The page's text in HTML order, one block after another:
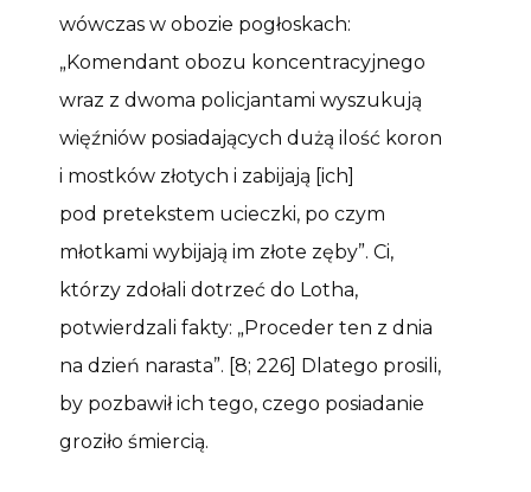
wówczas w obozie pogłoskach:
„Komendant obozu koncentracyjnego
wraz z dwoma policjantami wyszukują
więźniów posiadających dużą ilość koron
i mostków złotych i zabijają [ich]
pod pretekstem ucieczki, po czym
młotkami wybijają im złote zęby”. Ci,
którzy zdołali dotrzeć do Lotha,
potwierdzali fakty: „Proceder ten z dnia
na dzień narasta”. [8; 226] Dlatego prosili,
by pozbawił ich tego, czego posiadanie
groziło śmiercią.